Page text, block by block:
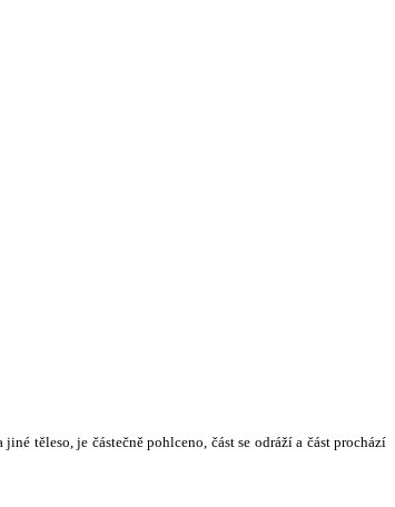
těleso, je částečně pohlceno, část se odráží a část prochází